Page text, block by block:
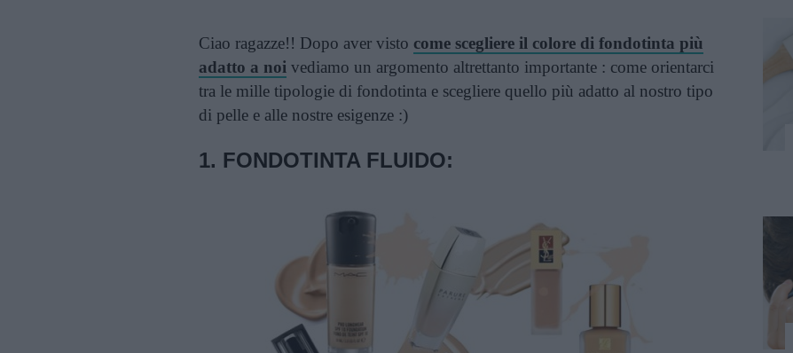
Ciao ragazze!! Dopo aver visto come scegliere il colore di fondotinta più
adatto a noi vediamo un argomento altrettanto importante : come orientarci
tra le mille tipologie di fondotinta e scegliere quello più adatto al nostro tipo
di pelle e alle nostre esigenze :)
1. FONDOTINTA FLUIDO: